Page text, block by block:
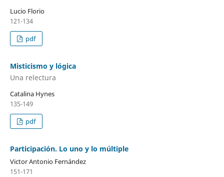
Lucio Florio
121-134
pdf
Misticismo y lógica
Una relectura
Catalina Hynes
135-149
pdf
Participación. Lo uno y lo múltiple
Victor Antonio Fernández
151-171